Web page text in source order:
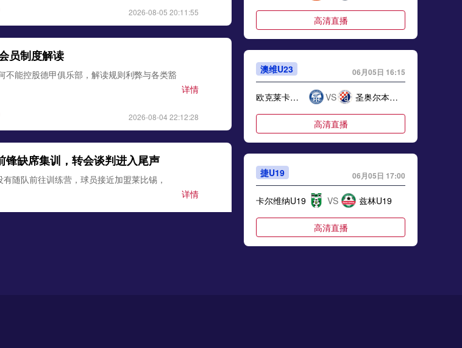
2026-08-05 20:11:55
员制度解读
能控股德甲俱乐部，解读规则利弊与各类豁
详情
2026-08-04 22:12:28
缺席集训，转会谈判进入尾声
随队前往训练营，球员接近加盟莱比锡，
详情
高清直播
澳维U23 06月05日 16:15
欧克莱卡诺U23 VS 圣奥尔本斯圣特斯U23
高清直播
捷U19 06月05日 17:00
卡尔维纳U19 VS 兹林U19
高清直播